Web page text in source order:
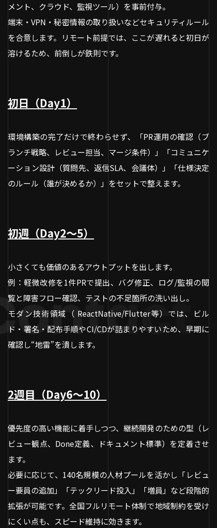
メント、クラウド、監視ツール）を事前付与。
端末・VPN・秘密情報の取り扱いなどセキュリティルール
を合意します。リモート前提では、ここが遅れると初日が
溶けるため、前倒しが鉄則です。
初日（Day1）
環境構築の完了だけで終わらせず、「PR運用の確認（ブ
ランチ戦略、レビュー担当、マージ条件）」「コミュニケ
ーション設計（質問先、返信SLA、会議体）」「仕様決定
のルール（誰が決めるか）」をセットで整えます。
初週（Day2〜5）
小さくても価値のあるアウトプットを出します。
例：軽微改修を1件PRで提出、バグ修正、ログ/監視の閲
覧と障害フロー確認、テストの不足箇所の洗い出し。
モダン技術領域（ ReactNative/Flutter等）では、ビル
ド・署名・配布手順やCI/CDが詰まりやすいため、早期に
確認し“地雷”を潰します。
2週目（Day6〜10）
優先度の高い機能に着手しつつ、継続開発のための型（レ
ビュー観点、Done定義、ドキュメント標準）を定着させ
ます。
必要に応じて、140名規模の人材プールを活かし「レビュ
ー要員の追加」「テックリード投入」「増員」など段階的
拡張が可能です。全国フルリモート体制で地域制約を受け
にくい点も、スピード維持に効きます。